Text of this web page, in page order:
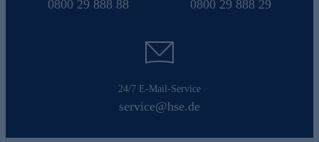
0800 29 888 88 0800 29 888 29
24/7 E-Mail-Service
service@hse.de